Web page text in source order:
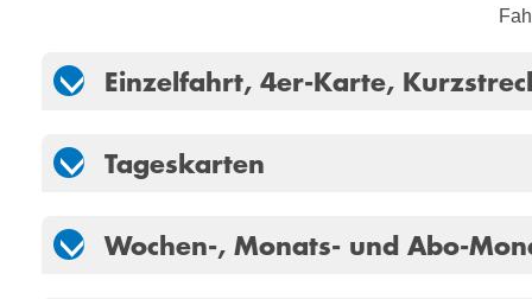
Einzelfahrt, 4er-Karte,
Tageskarten
Wochen-, Monats- und Abo-